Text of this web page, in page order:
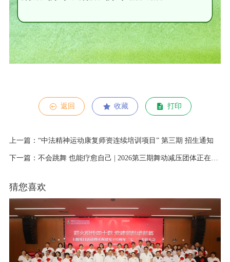
返回 收藏 打印
上一篇：“中法精神运动康复师资连续培训项目” 第三期 招生通知
下一篇：不会跳舞 也能疗愈自己 | 2026第三期舞动减压团体正在招募！
猜您喜欢